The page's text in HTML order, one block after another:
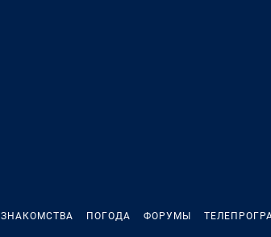
ЗНАКОМСТВА ПОГОДА ФОРУМЫ